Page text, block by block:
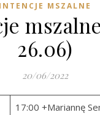
INTENCJE MSZALNE
26.06)
20/06/2022
17:00 +Mariannę